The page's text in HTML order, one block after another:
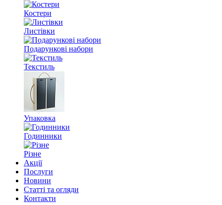
Костери
Листівки
Подарункові набори
Текстиль
Упаковка
Годинники
Різне
Акції
Послуги
Новини
Статті та огляди
Контакти